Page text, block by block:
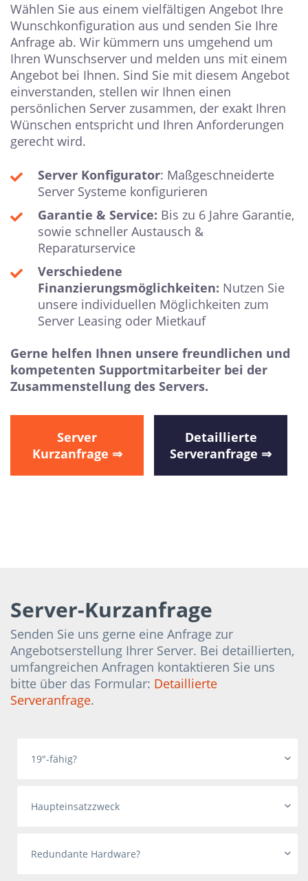
Wählen Sie aus einem vielfältigen Angebot Ihre
Wunschkonfiguration aus und senden Sie Ihre
Anfrage ab. Wir kümmern uns umgehend um
Ihren Wunschserver und melden uns mit einem
Angebot bei Ihnen. Sind Sie mit diesem Angebot
einverstanden, stellen wir Ihnen einen
persönlichen Server zusammen, der exakt Ihren
Wünschen entspricht und Ihren Anforderungen
gerecht wird.
Server Konfigurator: Maßgeschneiderte
Server Systeme konfigurieren
Garantie & Service: Bis zu 6 Jahre Garantie,
sowie schneller Austausch &
Reparaturservice
Verschiedene
Finanzierungsmöglichkeiten: Nutzen Sie
unsere individuellen Möglichkeiten zum
Server Leasing oder Mietkauf
Gerne helfen Ihnen unsere freundlichen und
kompetenten Supportmitarbeiter bei der
Zusammenstellung des Servers.
Server
Kurzanfrage ⇒
Detaillierte
Serveranfrage ⇒
Server-Kurzanfrage
Senden Sie uns gerne eine Anfrage zur
Angebotserstellung Ihrer Server. Bei detaillierten,
umfangreichen Anfragen kontaktieren Sie uns
bitte über das Formular: Detaillierte
Serveranfrage.